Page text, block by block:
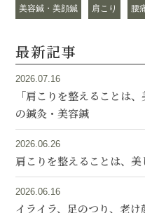
美容鍼・美顔鍼 肩こり 腰
最新記事
2026.07.16
「肩こりを整えることは
の鍼灸・美容鍼
2026.06.26
肩こりを整えることは、
2026.06.16
イライラ、足のつり、老